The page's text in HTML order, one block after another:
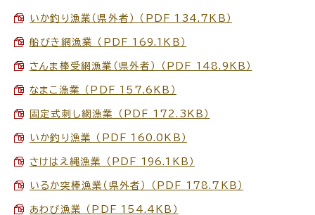
いか釣り漁業（県外者） （PDF 134.7KB）
船びき網漁業 （PDF 169.1KB）
さんま棒受網漁業（県外者） （PDF 148.9KB）
なまこ漁業 （PDF 157.6KB）
固定式刺し網漁業 （PDF 172.3KB）
いか釣り漁業 （PDF 160.0KB）
さけはえ縄漁業 （PDF 196.1KB）
いるか突棒漁業（県外者） （PDF 178.7KB）
あわび漁業 （PDF 154.4KB）